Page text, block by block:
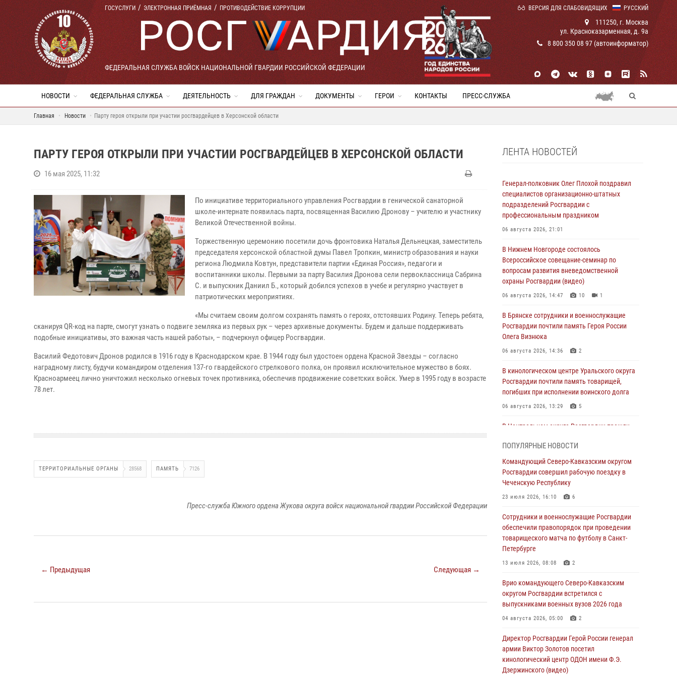
РУССКИЙ
ГОСУСЛУГИ ЭЛЕКТРОННАЯ ПРИЁМНАЯ ПРОТИВОДЕЙСТВИЕ КОРРУПЦИИ ВЕРСИЯ ДЛЯ СЛАБОВИДЯЩИХ
ФЕДЕРАЛЬНАЯ СЛУЖБА ВОЙСК НАЦИОНАЛЬНОЙ ГВАРДИИ РОССИЙСКОЙ ФЕДЕРАЦИИ
111250, г. Москва
ул. Красноказарменная, д. 9а
8 800 350 08 97 (автоинформатор)
НОВОСТИ ФЕДЕРАЛЬНАЯ СЛУЖБА ДЕЯТЕЛЬНОСТЬ ДЛЯ ГРАЖДАН ДОКУМЕНТЫ ГЕРОИ КОНТАКТЫ ПРЕСС-СЛУЖБА
Главная Новости Парту героя открыли при участии росгвардейцев в Херсонской области
ПАРТУ ГЕРОЯ ОТКРЫЛИ ПРИ УЧАСТИИ РОСГВАРДЕЙЦЕВ В ХЕРСОНСКОЙ ОБЛАСТИ
16 мая 2025, 11:32
По инициативе территориального управления Росгвардии в генической санаторной
школе-интернате появилась парта, посвященная Василию Дронову – учителю и участнику
Великой Отечественной войны.
Торжественную церемонию посетили дочь фронтовика Наталья Дельнецкая, заместитель
председателя херсонской областной думы Павел Тропкин, министр образования и науки
региона Людмила Ковтун, представители партии «Единая Россия», педагоги и
воспитанники школы. Первыми за парту Василия Дронова сели первоклассница Сабрина
С. и выпускник Даниил Б., который добился успехов в учебе и регулярно участвует в
патриотических мероприятиях.
«Мы считаем своим долгом сохранять память о героях, отстоявших Родину. Теперь ребята,
сканируя QR-код на парте, смогут узнать о подвиге земляка из первых рук – через архивные документы. Будем и дальше поддерживать
подобные инициативы, это важная часть нашей работы», – подчеркнул офицер Росгвардии.
Василий Федотович Дронов родился в 1916 году в Краснодарском крае. В 1944 году был удостоен ордена Красной Звезды – согласно
наградному листу, будучи командиром отделения 137-го гвардейского стрелкового полка, он проявил исключительное мужество в боях.
Красноармеец лично уничтожил несколько огневых точек противника, обеспечив продвижение советских войск. Умер в 1995 году в возрасте
78 лет.
ТЕРРИТОРИАЛЬНЫЕ ОРГАНЫ 28568 ПАМЯТЬ 7126
Пресс-служба Южного ордена Жукова округа войск национальной гвардии Российской Федерации
← Предыдущая Следующая →
ЛЕНТА НОВОСТЕЙ
Генерал-полковник Олег Плохой поздравил
специалистов организационно-штатных
подразделений Росгвардии с
профессиональным праздником
06 августа 2026, 21:01
В Нижнем Новгороде состоялось
Всероссийское совещание-семинар по
вопросам развития вневедомственной
охраны Росгвардии (видео)
06 августа 2026, 14:47 10 1
В Брянске сотрудники и военнослужащие
Росгвардии почтили память Героя России
Олега Визнюка
06 августа 2026, 14:36 2
В кинологическом центре Уральского округа
Росгвардии почтили память товарищей,
погибших при исполнении воинского долга
06 августа 2026, 13:29 5
В Центральном округе Росгвардии прошли
И.К. Яковлева
06 августа 2026, 13:24
Росгвардейцы задержали мужчину,
открывшего стрельбу в Подмосковье (видео)
Росгвардейцы провели выставку вооружения
для участников сбора «Гвардеец» в Пензе
(видео)
06 августа 2026, 12:00
В Курске росгвардейцы приняли участие в
митинге, посвященном второй годовщине
вторжения ВСУ на территорию области
06 августа 2026, 11:56 4
В Санкт-Петербурге наряд Росгвардии
задержал правонарушителя, угрожавшего
подростку травматическим пистолетом
06 августа 2026, 11:33
ПОПУЛЯРНЫЕ НОВОСТИ
Командующий Северо-Кавказским округом
Росгвардии совершил рабочую поездку в
Чеченскую Республику
23 июля 2026, 16:10 6
Сотрудники и военнослужащие Росгвардии
обеспечили правопорядок при проведении
товарищеского матча по футболу в Санкт-
Петербурге
13 июля 2026, 08:08 2
Врио командующего Северо-Кавказским
округом Росгвардии встретился с
выпускниками военных вузов 2026 года
04 августа 2026, 05:00 2
Директор Росгвардии Герой России генерал
армии Виктор Золотов посетил
кинологический центр ОДОН имени Ф.Э.
Дзержинского (видео)